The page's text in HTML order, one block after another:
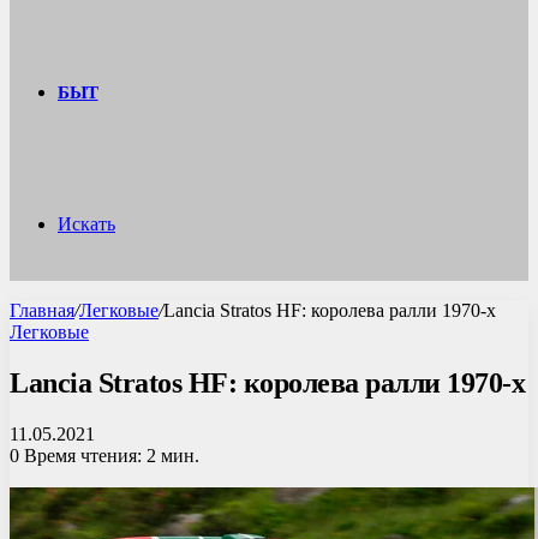
БЫТ
Искать
Главная/Легковые/Lancia Stratos HF: королева ралли 1970-х
Легковые
Lancia Stratos HF: королева ралли 1970-х
11.05.2021
0 Время чтения: 2 мин.